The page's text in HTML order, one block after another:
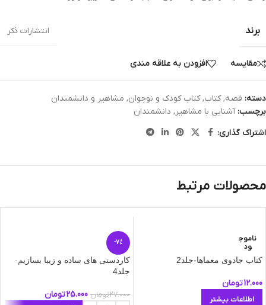
برند انتشارات ذکر
مقایسه افزودن به علاقه مندی
دسته: قصه, کتاب, کتاب کودک و نوجوان, مشاهیر و دانشمندان
برچسب: آشنایی با مشاهیر, دانشمندان
اشتراک گذاری:
محصولات مرتبط
ناموج
ود
کتاب جادوی معماها-جلد2
12.000تومان
اطلاعات بیشتر
-7%
کاردستی های ساده و زیبا بسازیم-
جلد4
27.000تومان 25.000تومان